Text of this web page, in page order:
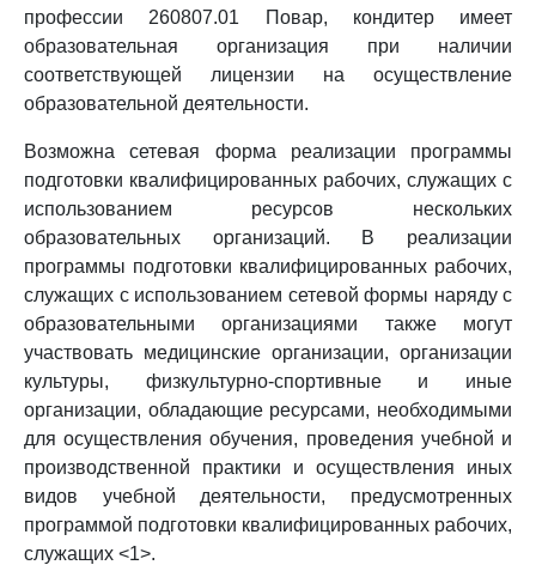
профессии 260807.01 Повар, кондитер имеет
образовательная организация при наличии
соответствующей лицензии на осуществление
образовательной деятельности.
Возможна сетевая форма реализации программы
подготовки квалифицированных рабочих, служащих с
использованием ресурсов нескольких
образовательных организаций. В реализации
программы подготовки квалифицированных рабочих,
служащих с использованием сетевой формы наряду с
образовательными организациями также могут
участвовать медицинские организации, организации
культуры, физкультурно-спортивные и иные
организации, обладающие ресурсами, необходимыми
для осуществления обучения, проведения учебной и
производственной практики и осуществления иных
видов учебной деятельности, предусмотренных
программой подготовки квалифицированных рабочих,
служащих <1>.